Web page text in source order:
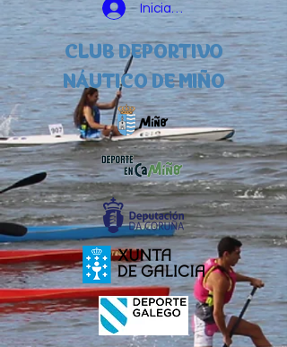
Iniciar sesión
CLUB DEPORTIVO
NÁUTICO DE MIÑO